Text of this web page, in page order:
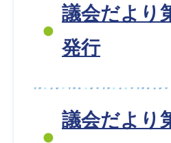
議会だより
発行
議会だより